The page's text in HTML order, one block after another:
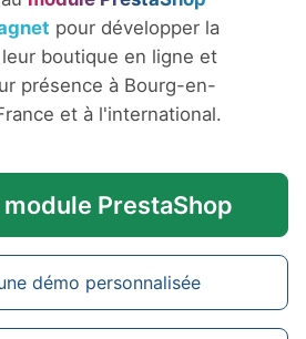
pour développer la
boutique en ligne et
présence à Bourg-en-
et à l'international.
PrestaShop
démo personnalisée